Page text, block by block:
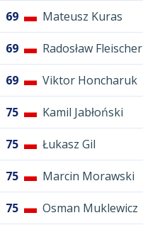
69 Mateusz Kuras
69 Radosław Fleischer
69 Viktor Honcharuk
75 Kamil Jabłoński
75 Łukasz Gil
75 Marcin Morawski
75 Osman Muklewicz